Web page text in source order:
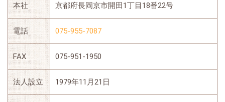
本社 京都府長岡京市開田1丁目18番22号
電話 075-955-7087
FAX 075-951-1950
法人設立 1979年11月21日